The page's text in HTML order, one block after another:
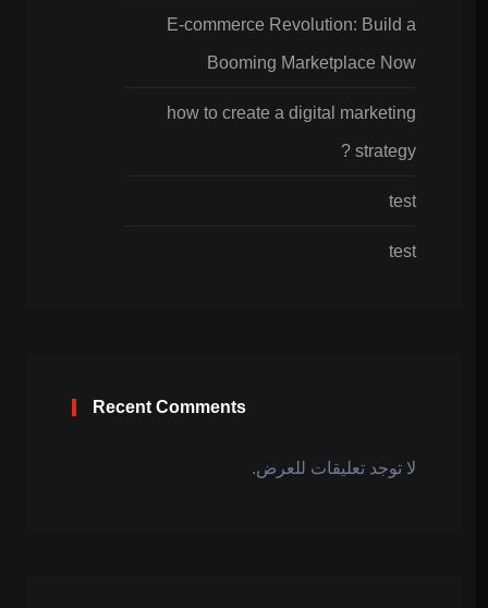
E-commerce Revolution: Build a
Booming Marketplace Now
how to create a digital marketing
strategy ?
test
test
Recent Comments
لا توجد تعليقات للعرض.